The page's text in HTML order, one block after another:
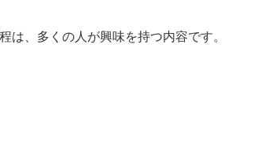
は、多くの人が興味を持つ内容です。